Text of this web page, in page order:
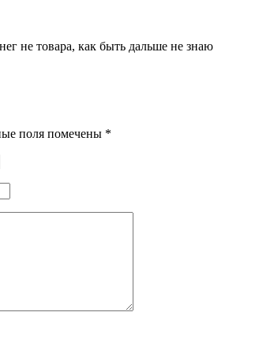
не товара, как быть дальше не знаю
поля помечены *